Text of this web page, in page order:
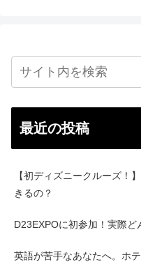
最近の投稿
【初ディズニークルーズ！
きるの？
D23EXPOに初参加！実際ど
英語が苦手なあなたへ。ホ